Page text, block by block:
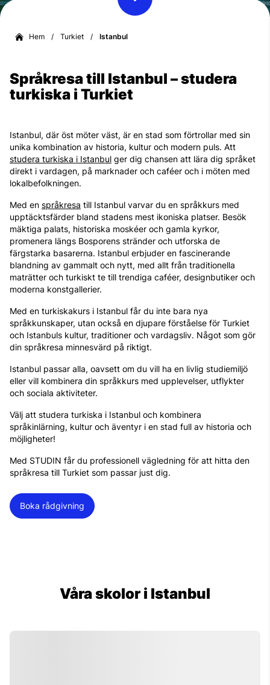
Hem / Turkiet / Istanbul
Språkresa till Istanbul – studera
turkiska i Turkiet
Istanbul, där öst möter väst, är en stad som förtrollar med sin
unika kombination av historia, kultur och modern puls. Att
studera turkiska i Istanbul ger dig chansen att lära dig språket
direkt i vardagen, på marknader och caféer och i möten med
lokalbefolkningen.
Med en språkresa till Istanbul varvar du en språkkurs med
upptäcktsfärder bland stadens mest ikoniska platser. Besök
mäktiga palats, historiska moskéer och gamla kyrkor,
promenera längs Bosporens stränder och utforska de
färgstarka basarerna. Istanbul erbjuder en fascinerande
blandning av gammalt och nytt, med allt från traditionella
maträtter och turkiskt te till trendiga caféer, designbutiker och
moderna konstgallerier.
Med en turkiskakurs i Istanbul får du inte bara nya
språkkunskaper, utan också en djupare förståelse för Turkiet
och Istanbuls kultur, traditioner och vardagsliv. Något som gör
din språkresa minnesvärd på riktigt.
Istanbul passar alla, oavsett om du vill ha en livlig studiemiljö
eller vill kombinera din språkkurs med upplevelser, utflykter
och sociala aktiviteter.
Välj att studera turkiska i Istanbul och kombinera
språkinlärning, kultur och äventyr i en stad full av historia och
möjligheter!
Med STUDIN får du professionell vägledning för att hitta den
språkresa till Turkiet som passar just dig.
Boka rådgivning
Våra skolor i Istanbul